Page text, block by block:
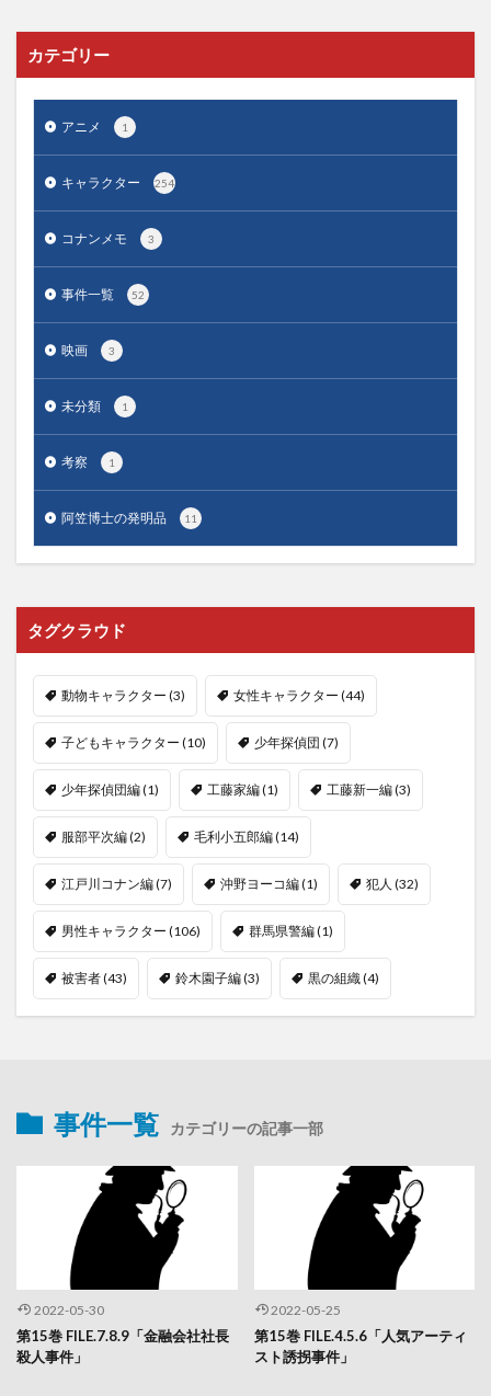
カテゴリー
アニメ 1
キャラクター 254
コナンメモ 3
事件一覧 52
映画 3
未分類 1
考察 1
阿笠博士の発明品 11
タグクラウド
動物キャラクター (3) 女性キャラクター (44)
子どもキャラクター (10) 少年探偵団 (7)
少年探偵団編(1) 工藤家編(1) 工藤新一編(3)
服部平次編(2) 毛利小五郎編(14)
江戸川コナン編(7) 沖野ヨーコ編(1) 犯人 (32)
男性キャラクター (106) 群馬県警編(1)
被害者(43) 鈴木園子編(3) 黒の組織 (4)
事件一覧 カテゴリーの記事一部
2022-05-30
第15巻 FILE.7.8.9「金融会社社長
殺人事件」
2022-05-25
第15巻 FILE.4.5.6「人気アーティ
スト誘拐事件」